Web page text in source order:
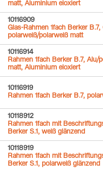
matt, Aluminium eloxiert
10116909
Glas-Rahmen 1fach Berker B.7,
polarweiß/polarweiß matt
10116914
Rahmen 1fach Berker B.7, Alu/
matt, Aluminium eloxiert
10116919
Rahmen 1fach Berker B.7,
10118912
Rahmen 1fach mit
Berker S.1, weiß glänzend
10118919
Rahmen 1fach mit
Berker S.1, polarweiß glänzend